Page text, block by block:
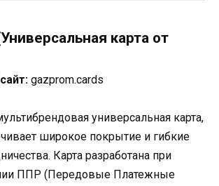
карта от
gazprom.cards
универсальная карта,
широкое покрытие и гибкие
Карта разработана при
ППР (Передовые Платежные